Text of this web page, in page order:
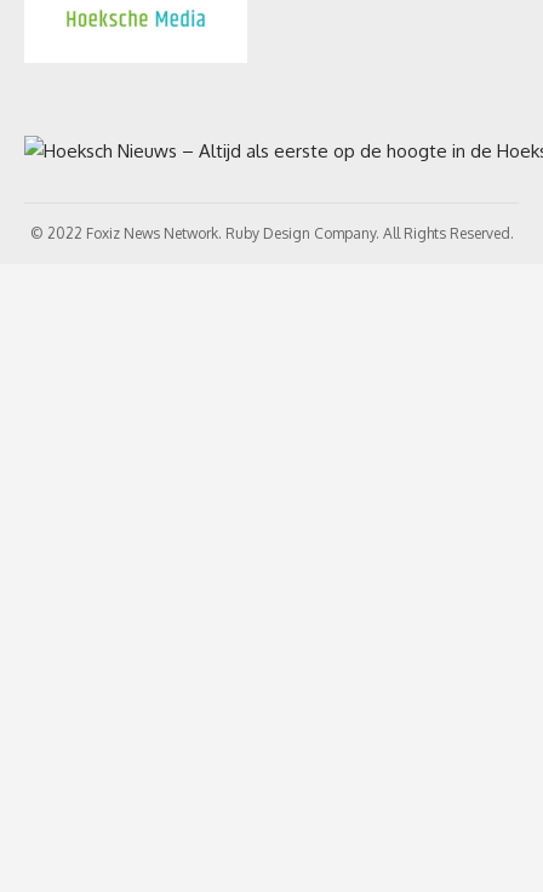
© 2022 Foxiz News Network. Ruby Design Company. All Rights Reserved.